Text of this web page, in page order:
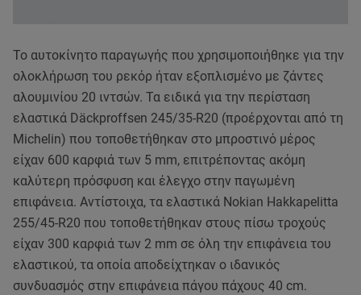
Το αυτοκίνητο παραγωγής που χρησιμοποιήθηκε για την
ολοκλήρωση του ρεκόρ ήταν εξοπλισμένο με ζάντες
αλουμινίου 20 ιντσών. Τα ειδικά για την περίσταση
ελαστικά Däckproffsen 245/35-R20 (προέρχονται από τη
Michelin) που τοποθετήθηκαν στο μπροστινό μέρος
είχαν 600 καρφιά των 5 mm, επιτρέποντας ακόμη
καλύτερη πρόσφυση και έλεγχο στην παγωμένη
επιφάνεια. Αντίστοιχα, τα ελαστικά Nokian Hakkapelitta
255/45-R20 που τοποθετήθηκαν στους πίσω τροχούς
είχαν 300 καρφιά των 2 mm σε όλη την επιφάνεια του
ελαστικού, τα οποία αποδείχτηκαν ο ιδανικός
συνδυασμός στην επιφάνεια πάγου πάχους 40 cm.